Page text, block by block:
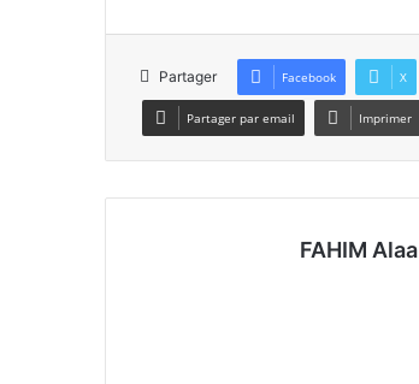
Partager Facebook X
Partager par email Imprimer
FAHIM Alaa